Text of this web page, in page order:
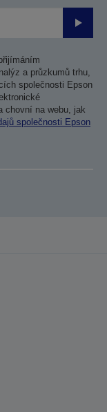
a průzkumů trhu,
společnosti Epson
chovní na webu, jak
společnosti Epson